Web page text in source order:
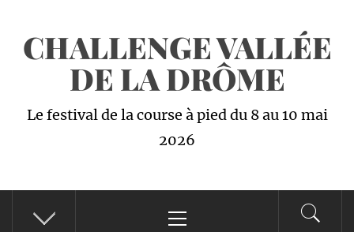
contenu
CHALLENGE VALLÉE
DE LA DRÔME
Le festival de la course à pied du 8 au 10 mai
2026
principal